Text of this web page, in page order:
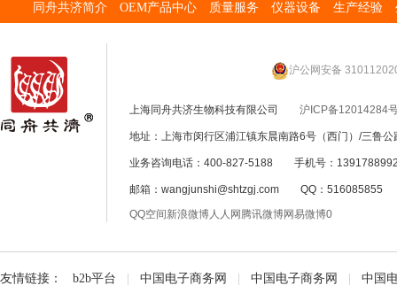
同舟共济简介 OEM产品中心 质量服务 仪器设备 生产经验
沪公网安备
上海同舟共济生物科技有限公司 沪ICP备12014284
地址：上海市闵行区浦江镇东晨南路6号（西门）/三鲁
业务咨询电话：400-827-5188 手机号：
邮箱：wangjunshi@shtzgj.com QQ：516085855
QQ空间 新浪微博人人网 腾讯微博网易微博0
友情链接： b2b平台 中国电子商务网 中国电子商务网 中国